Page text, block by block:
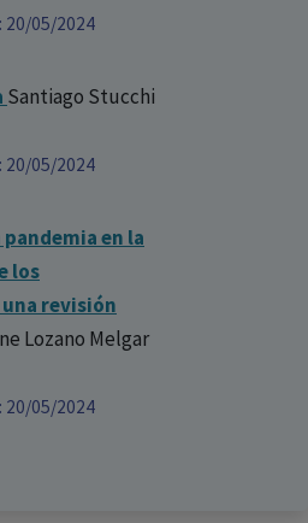
20/05/2024
Santiago Stucchi
20/05/2024
en la
los
revisión
Lozano Melgar
20/05/2024